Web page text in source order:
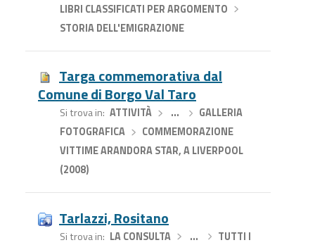
LIBRI CLASSIFICATI PER ARGOMENTO
STORIA DELL'EMIGRAZIONE
Targa commemorativa dal
Comune di Borgo Val Taro
Si trova in ATTIVITÀ› …
GALLERIA
FOTOGRAFICA›
COMMEMORAZIONE
VITTIME ARANDORA STAR, A LIVERPOOL
(2008)
Tarlazzi, Rositano
Si trova in LA CONSULTA› …
TUTTI I